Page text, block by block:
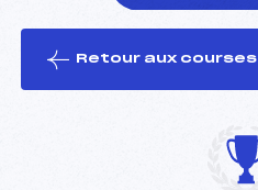
le ski
Retour aux courses